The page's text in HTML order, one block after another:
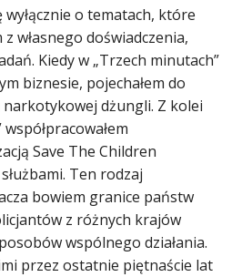
wyłącznie o tematach, które
własnego doświadczenia,
Kiedy w „Trzech minutach”
biznesie, pojechałem do
dżungli. Z kolei
współpracowałem
Save The Children
Ten rodzaj
bowiem granice państw
z różnych krajów
wspólnego działania.
przez ostatnie piętnaście lat